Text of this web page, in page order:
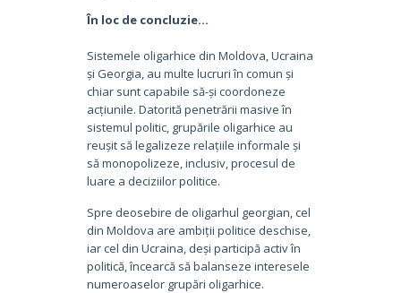
În loc de concluzie…
Sistemele oligarhice din Moldova, Ucraina
și Georgia, au multe lucruri în comun și
chiar sunt capabile să-și coordoneze
acțiunile. Datorită penetrării masive în
sistemul politic, grupările oligarhice au
reușit să legalizeze relațiile informale și
să monopolizeze, inclusiv, procesul de
luare a deciziilor politice.
Spre deosebire de oligarhul georgian, cel
din Moldova are ambiții politice deschise,
iar cel din Ucraina, deși participă activ în
politică, încearcă să balanseze interesele
numeroaselor grupări oligarhice.